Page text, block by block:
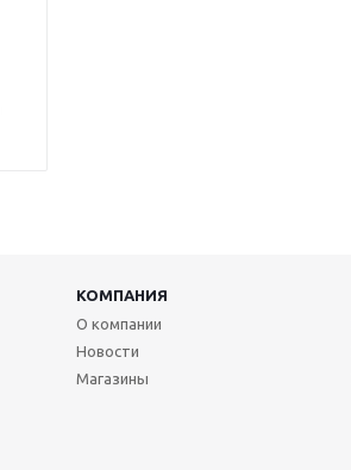
КОМПАНИЯ
О компании
Новости
Магазины